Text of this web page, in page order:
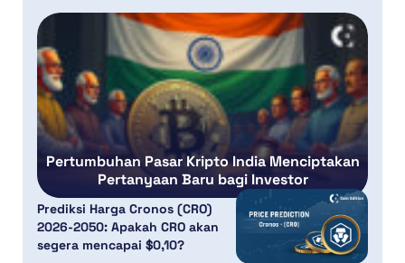
Pertumbuhan Pasar Kripto India Menciptakan
Pertanyaan Baru bagi Investor
Prediksi Harga Cronos (CRO)
2026-2050: Apakah CRO akan
segera mencapai $0,10?